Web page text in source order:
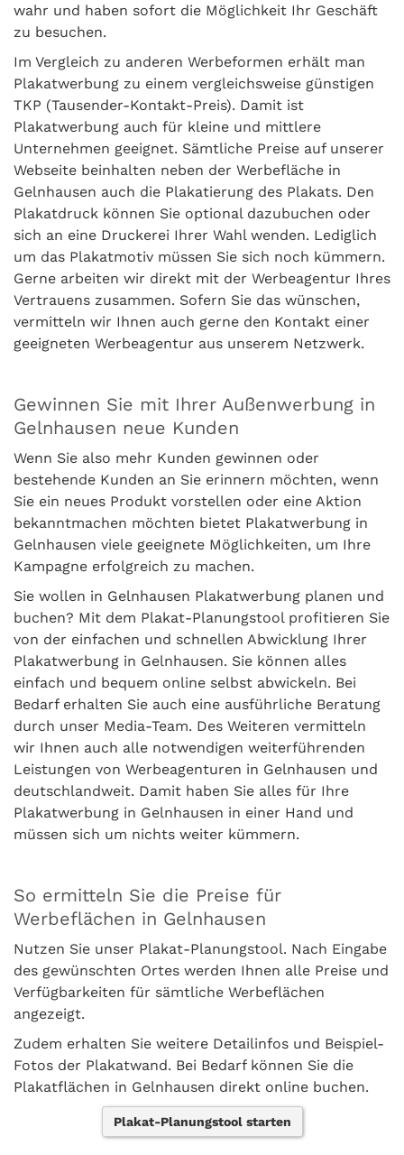
wahr und haben sofort die Möglichkeit Ihr Geschäft
zu besuchen.
Im Vergleich zu anderen Werbeformen erhält man
Plakatwerbung zu einem vergleichsweise günstigen
TKP (Tausender-Kontakt-Preis). Damit ist
Plakatwerbung auch für kleine und mittlere
Unternehmen geeignet. Sämtliche Preise auf unserer
Webseite beinhalten neben der Werbefläche in
Gelnhausen auch die Plakatierung des Plakats. Den
Plakatdruck können Sie optional dazubuchen oder
sich an eine Druckerei Ihrer Wahl wenden. Lediglich
um das Plakatmotiv müssen Sie sich noch kümmern.
Gerne arbeiten wir direkt mit der Werbeagentur Ihres
Vertrauens zusammen. Sofern Sie das wünschen,
vermitteln wir Ihnen auch gerne den Kontakt einer
geeigneten Werbeagentur aus unserem Netzwerk.
Gewinnen Sie mit Ihrer Außenwerbung in
Gelnhausen neue Kunden
Wenn Sie also mehr Kunden gewinnen oder
bestehende Kunden an Sie erinnern möchten, wenn
Sie ein neues Produkt vorstellen oder eine Aktion
bekanntmachen möchten bietet Plakatwerbung in
Gelnhausen viele geeignete Möglichkeiten, um Ihre
Kampagne erfolgreich zu machen.
Sie wollen in Gelnhausen Plakatwerbung planen und
buchen? Mit dem Plakat-Planungstool profitieren Sie
von der einfachen und schnellen Abwicklung Ihrer
Plakatwerbung in Gelnhausen. Sie können alles
einfach und bequem online selbst abwickeln. Bei
Bedarf erhalten Sie auch eine ausführliche Beratung
durch unser Media-Team. Des Weiteren vermitteln
wir Ihnen auch alle notwendigen weiterführenden
Leistungen von Werbeagenturen in Gelnhausen und
deutschlandweit. Damit haben Sie alles für Ihre
Plakatwerbung in Gelnhausen in einer Hand und
müssen sich um nichts weiter kümmern.
So ermitteln Sie die Preise für
Werbeflächen in Gelnhausen
Nutzen Sie unser Plakat-Planungstool. Nach Eingabe
des gewünschten Ortes werden Ihnen alle Preise und
Verfügbarkeiten für sämtliche Werbeflächen
angezeigt.
Zudem erhalten Sie weitere Detailinfos und Beispiel-
Fotos der Plakatwand. Bei Bedarf können Sie die
Plakatflächen in Gelnhausen direkt online buchen.
Plakat-Planungstool starten